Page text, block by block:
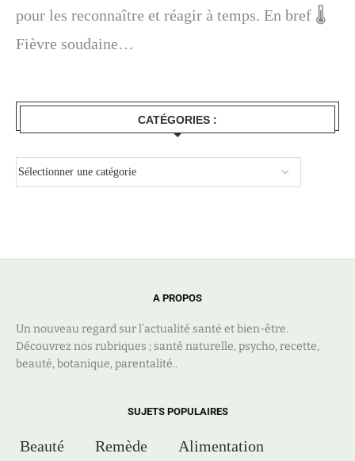
pour les reconnaître et réagir à temps. En bref 🌡️
Fièvre soudaine…
CATÉGORIES :
A PROPOS
Un nouveau regard sur l’actualité santé et bien-être.
Découvrez nos rubriques ; santé naturelle, psycho, recette,
beauté, botanique, parentalité..
SUJETS POPULAIRES
Beauté Remède
Alimentation